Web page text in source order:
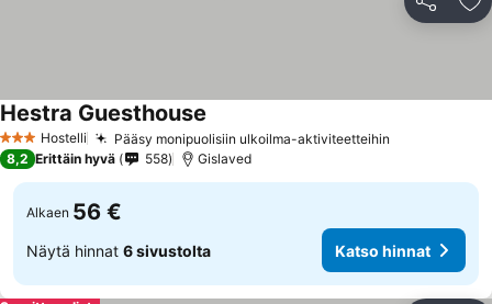
Jaa
3 Tähtiluokitus
Hostelli Pääsy monipuolisiin ulkoilma-aktiviteetteihin
Hestra Guesthouse
8,2 Erittäin hyvä 558 Gislaved
Alkaen 56 €
Näytä hinnat 6 sivustolta Katso hinnat